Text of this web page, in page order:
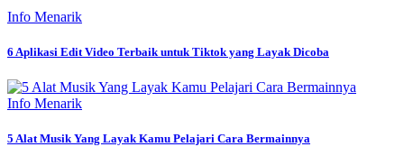
Info Menarik
6 Aplikasi Edit Video Terbaik untuk Tiktok yang Layak Dicoba
Info Menarik
5 Alat Musik Yang Layak Kamu Pelajari Cara Bermainnya